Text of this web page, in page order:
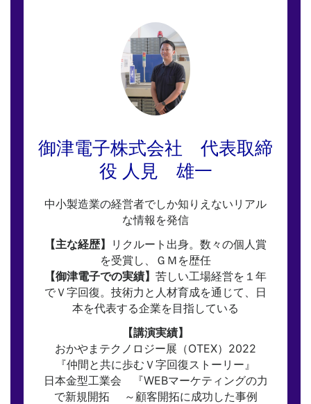
御津電子株式会社 代表取締
役 人見 雄一
中小製造業の経営者でしか知りえないリアル
な情報を発信
【主な経歴】
リクルート出身。数々の個人賞
を受賞し、ＧＭを歴任
【御津電子での実績】 苦しい工場経営を１年
でＶ字回復。技術力と人材育成を通じて、日
本を代表する企業を目指している
【講演実績】
おかやまテクノロジー展（OTEX）2022
『仲間と共に歩むＶ字回復ストーリー』
日本金型工業会 『WEBマーケティングの力
で新規開拓 ～顧客開拓に成功した事例